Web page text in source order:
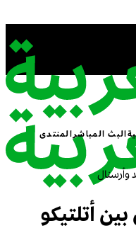
البث المباشرالمنتدى
وأرسنال
أتلتيكو